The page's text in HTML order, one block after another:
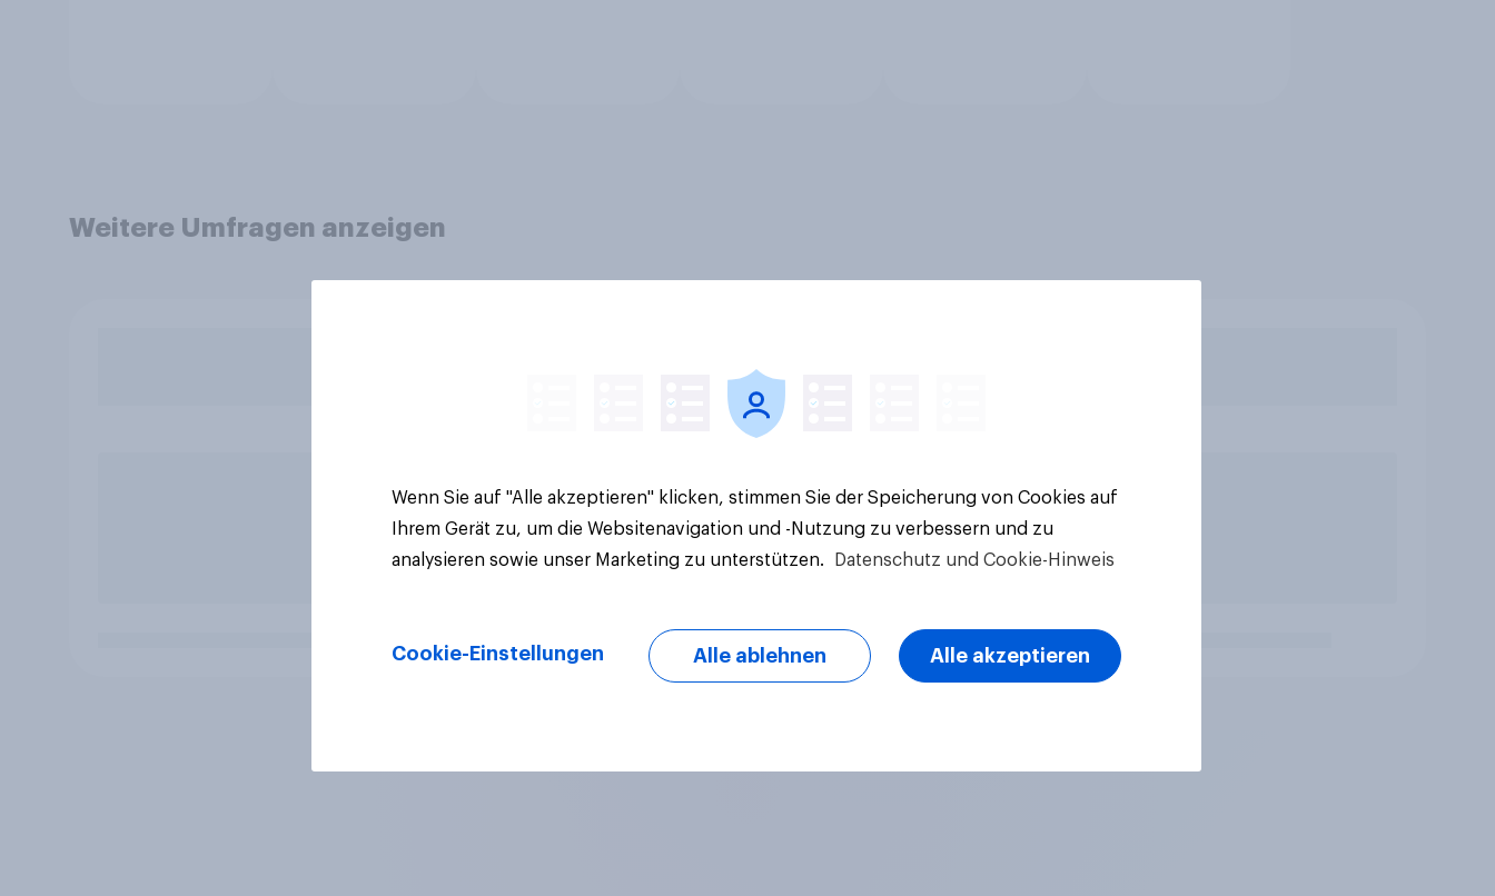
Weitere Umfragen anzeigen
Wenn Sie auf "Alle akzeptieren" klicken, stimmen Sie der Speicherung von Cookies auf
Ihrem Gerät zu, um die Websitenavigation und -Nutzung zu verbessern und zu
analysieren sowie unser Marketing zu unterstützen.
Datenschutz und Cookie-Hinweis
Cookie-Einstellungen Alle ablehnen Alle akzeptieren